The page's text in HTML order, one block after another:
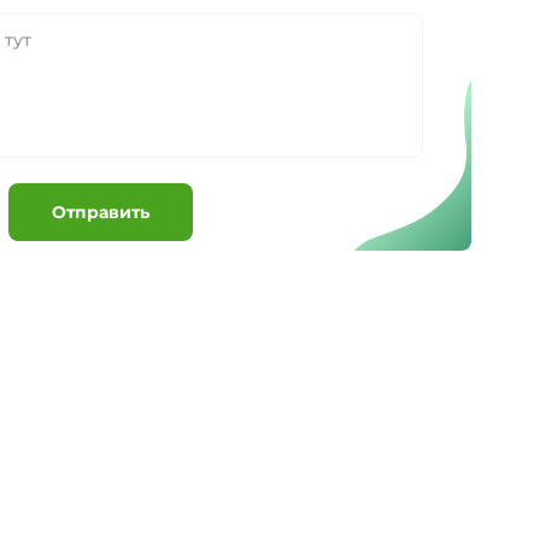
Отправить